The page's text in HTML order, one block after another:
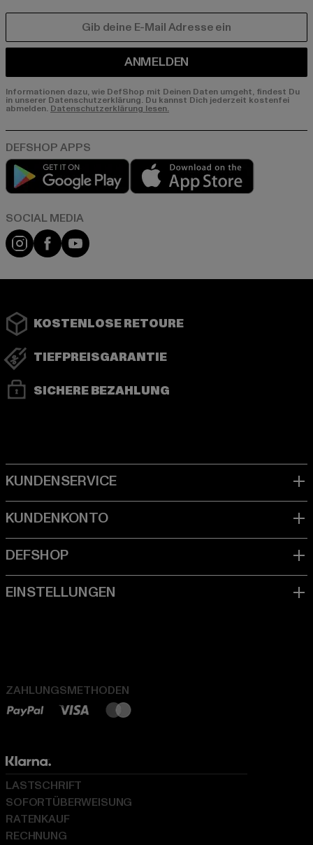
ANMELDEN
Informationen dazu, wie DefShop mit Deinen Daten umgeht, findest Du
in unserer Datenschutzerklärung. Du kannst Dich jederzeit kostenfei
abmelden. Datenschutzerklärung lesen.
Play market
Instagram
FacebookYouTube
KOSTENLOSE RETOURE
TIEFPREISGARANTIE
SICHERE BEZAHLUNG
ZAHLUNGSMETHODEN
LASTSCHRIFT
SOFORTÜBERWEISUNG
RATENKAUF
RECHNUNG